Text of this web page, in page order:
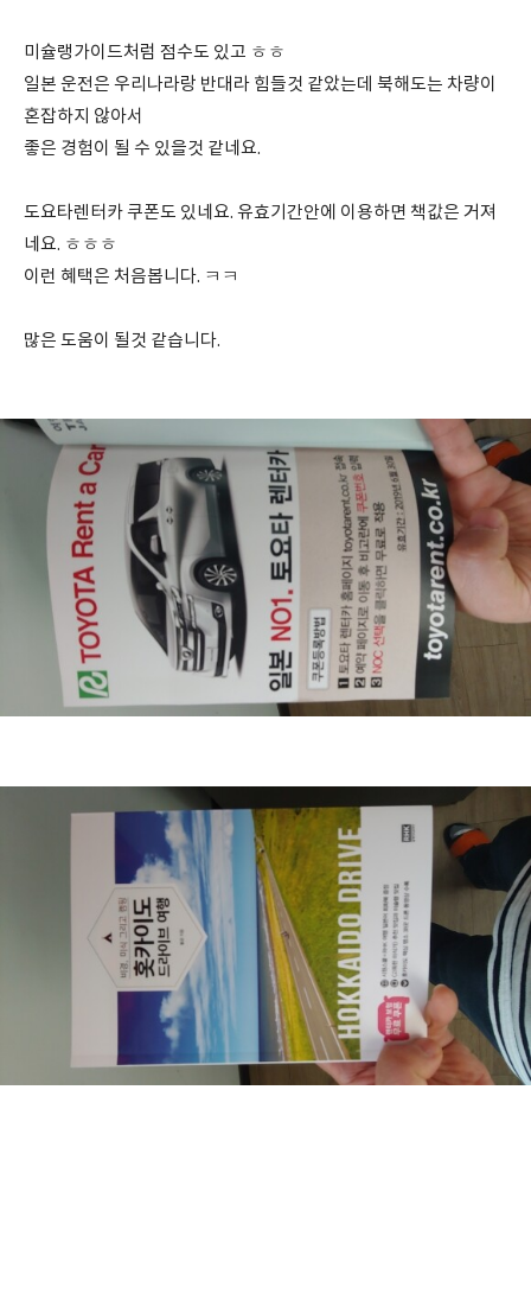
미슐랭가이드처럼 점수도 있고 ㅎㅎ
일본 운전은 우리나라랑 반대라 힘들것 같았는데 북해도는 차량이
혼잡하지 않아서
좋은 경험이 될 수 있을것 같네요.
도요타렌터카 쿠폰도 있네요. 유효기간안에 이용하면 책값은 거져
네요. ㅎㅎㅎ
이런 혜택은 처음봅니다. ㅋㅋ
많은 도움이 될것 같습니다.